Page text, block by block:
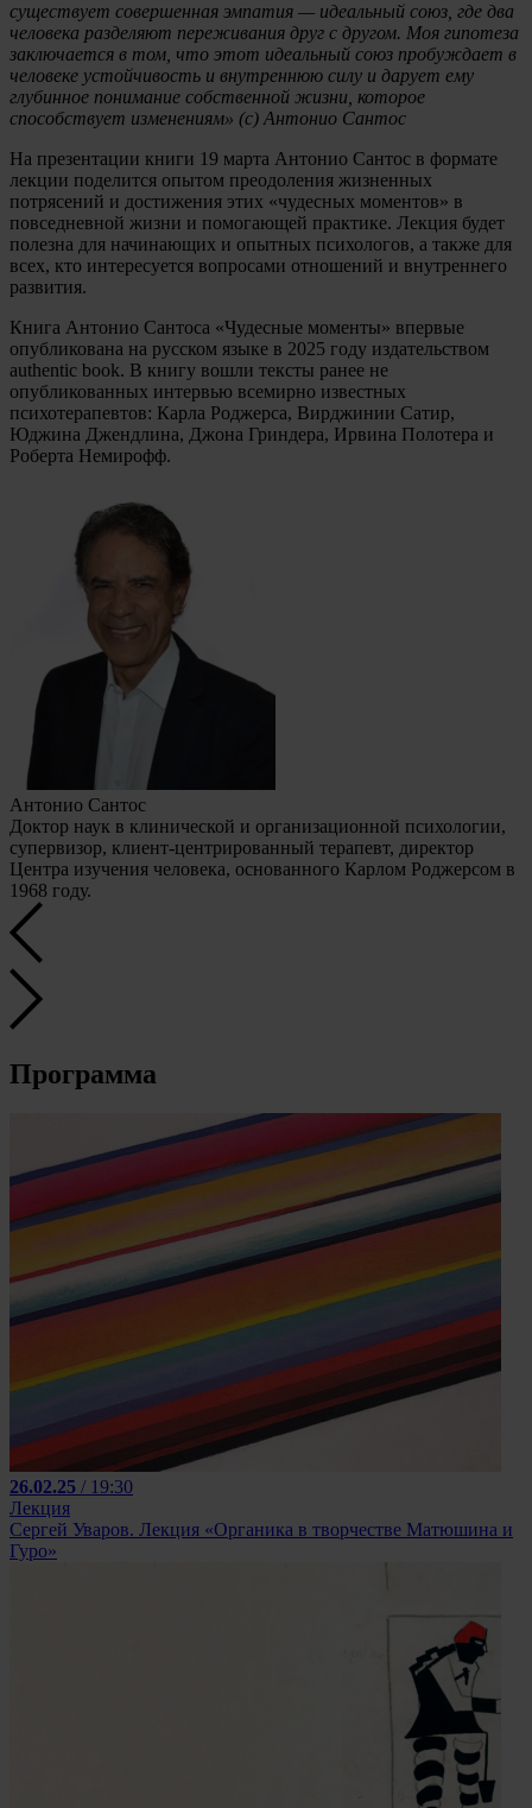
существует совершенная эмпатия — идеальный союз, где два
человека разделяют переживания друг с другом. Моя гипотеза
заключается в том, что этот идеальный союз пробуждает в
человеке устойчивость и внутреннюю силу и дарует ему
глубинное понимание собственной жизни, которое
способствует изменениям» (с) Антонио Сантос
На презентации книги 19 марта Антонио Сантос в формате
лекции поделится опытом преодоления жизненных
потрясений и достижения этих «чудесных моментов» в
повседневной жизни и помогающей практике. Лекция будет
полезна для начинающих и опытных психологов, а также для
всех, кто интересуется вопросами отношений и внутреннего
развития.
Книга Антонио Сантоса «Чудесные моменты» впервые
опубликована на русском языке в 2025 году издательством
authentic book. В книгу вошли тексты ранее не
опубликованных интервью всемирно известных
психотерапевтов: Карла Роджерса, Вирджинии Сатир,
Юджина Джендлина, Джона Гриндера, Ирвина Полотера и
Роберта Немирофф.
Антонио Сантос
Доктор наук в клинической и организационной психологии,
супервизор, клиент-центрированный терапевт, директор
Центра изучения человека, основанного Карлом Роджерсом в
1968 году.
Программа
26.02.25 / 19:30
Лекция
Сергей Уваров. Лекция «Органика в творчестве Матюшина и
Гуро»